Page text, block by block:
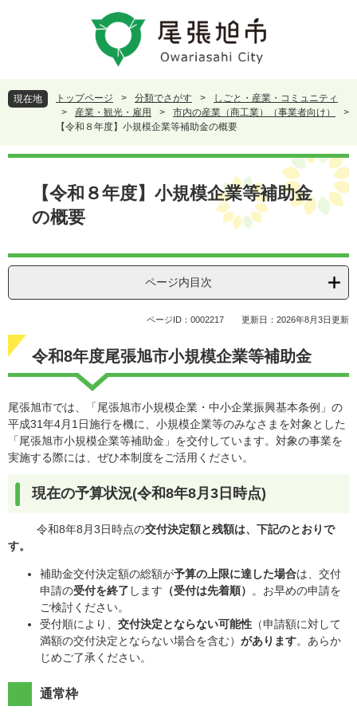
頭
で
飛
ば
本
現在地 トップページ > 分類でさがす >
しごと・産業・コミュニティ
>
産業・観光・雇用 > 市内の産業（商工業）（事業者向け）
>
【令和８年度】小規模企業等補助金の概要
本
【令和８年度】小規模企業等補助金
の概要
ページ内目次
ページID：0002217 更新日：2026年8月3日更新
令和8年度尾張旭市小規模企業等補助金
尾張旭市では、「尾張旭市小規模企業・中小企業振興基本条例」の
平成31年4月1日施行を機に、小規模企業等のみなさまを対象とした
「尾張旭市小規模企業等補助金」を交付しています。対象の事業を
実施する際には、ぜひ本制度をご活用ください。
現在の予算状況(令和8年8月3日時点)
令和8年8月3日時点の交付決定額と残額は、下記のとおりで
す。
補助金交付決定額の総額が予算の上限に達した場合は、交付
申請の受付を終了 します （受付は先着順）
。お早めの申請を
ご検討ください。
受付順により、 交付決定とならない可能性 （申請額に対して
満額の交付決定とならない場合を含む） があります。あらか
じめご了承ください。
通常枠